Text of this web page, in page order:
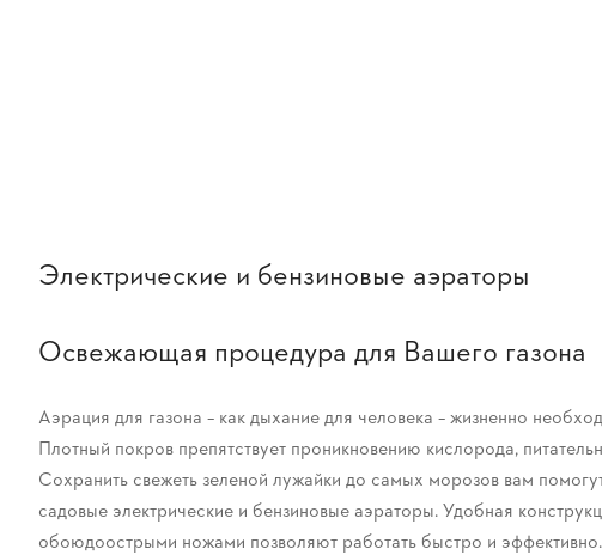
Электрические и бензиновые аэраторы
Освежающая процедура для Вашего газона
Аэрация для газона – как дыхание для человека – жизненно
Плотный покров препятствует проникновению кислорода,
Сохранить свежеть зеленой лужайки до самых морозов вам
садовые электрические и бензиновые аэраторы. Удобная
обоюдоострыми ножами позволяют работать быстро и